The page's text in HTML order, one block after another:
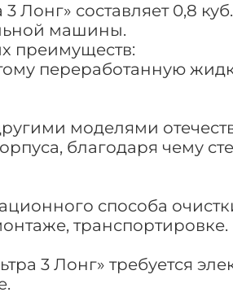
Лонг» составляет 0,8
машины.
преимуществ:
переработанную
моделями
благодаря чему
способа
транспортировке.
3 Лонг» требуется